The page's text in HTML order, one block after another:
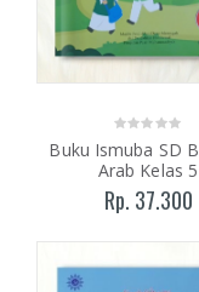
Buku Ismuba SD
Arab Kelas 5
Rp. 37.300